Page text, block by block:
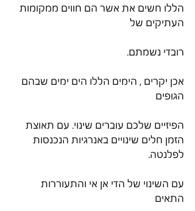
הללו חשים את אשר הם חווים ממקומות
העתיקים של
רובדי נשמתם.
אכן יקרים , הימים הללו הים ימים שבהם
הגופים
הפיזיים שלכם עוברים שינוי. עם תאוצת
הזמן חלים שינויים באנרגיות הנכנסות
לפלנטה.
עם השינוי של הדי אן אי והתעוררות
התאים